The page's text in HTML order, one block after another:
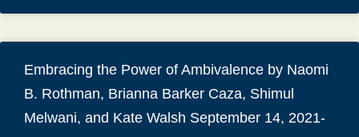
Embracing the Power of Ambivalence by Naomi
B. Rothman, Brianna Barker Caza, Shimul
Melwani, and Kate Walsh September 14, 2021-